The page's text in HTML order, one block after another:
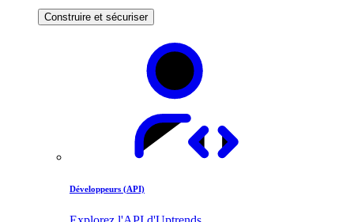
Construire et sécuriser
Développeurs (API)